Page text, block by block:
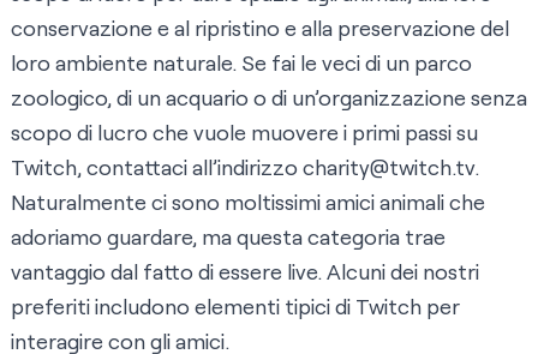
conservazione e al ripristino e alla preservazione del
loro ambiente naturale. Se fai le veci di un parco
zoologico, di un acquario o di un’organizzazione senza
scopo di lucro che vuole muovere i primi passi su
Twitch, contattaci all’indirizzocharity@twitch.tv.
Naturalmente ci sono moltissimi amici animali che
adoriamo guardare, ma questa categoria trae
vantaggio dal fatto di essere live. Alcuni dei nostri
preferiti includono elementi tipici di Twitch per
interagire con gli amici.